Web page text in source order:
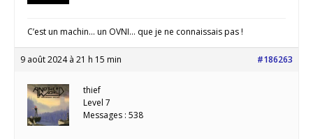
C’est un machin… un OVNI… que je ne connaissais pas !
9 août 2024 à 21 h 15 min #186263
thief
Level 7
Messages : 538